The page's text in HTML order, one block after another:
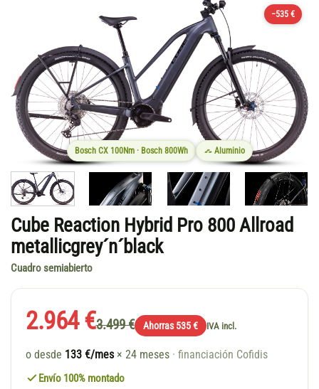
−535 €
Bosch CX 100Nm · Bosch 800Wh Aluminio
Cube Reaction Hybrid Pro 800 Allroad
metallicgrey´n´black
Cuadro semiabierto
2.964 €3.499 € Ahorras 535 € IVA incl.
o desde 133 €/mes × 24 meses · financiación Cofidis
Envío 100% montado